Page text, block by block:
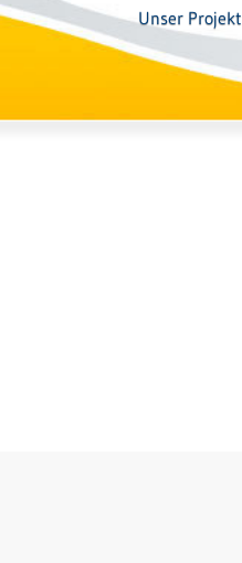
Unser Projekt